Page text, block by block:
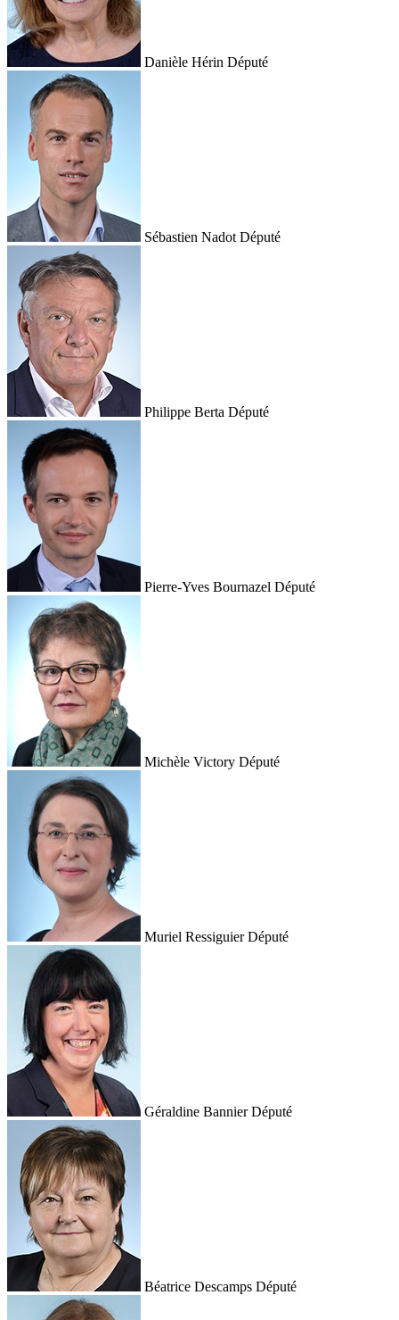
Danièle Hérin Député
Sébastien Nadot Député
Philippe Berta Député
Pierre-Yves Bournazel Député
Michèle Victory Député
Muriel Ressiguier Député
Géraldine Bannier Député
Béatrice Descamps Député